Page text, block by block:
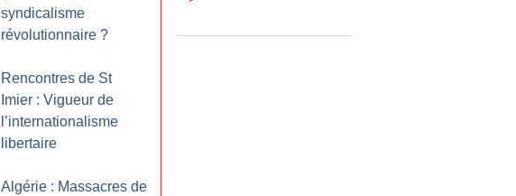
syndicalisme
révolutionnaire ?
Rencontres de St
Imier : Vigueur de
l’internationalisme
libertaire
Algérie : Massacres de